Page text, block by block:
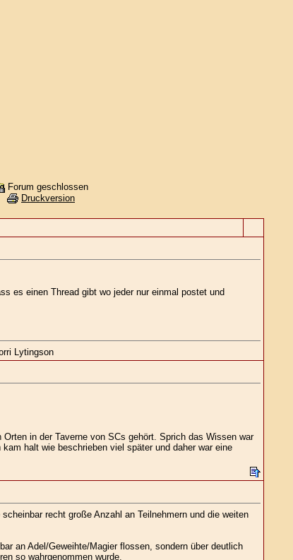
Forum geschlossen
Druckversion
es einen Thread gibt wo jeder nur einmal postet und
Lytingson
in der Taverne von SCs gehört. Sprich das Wissen war
halt wie beschrieben viel später und daher war eine
recht große Anzahl an Teilnehmern und die weiten
an Adel/Geweihte/Magier flossen, sondern über deutlich
so wahrgenommen wurde.